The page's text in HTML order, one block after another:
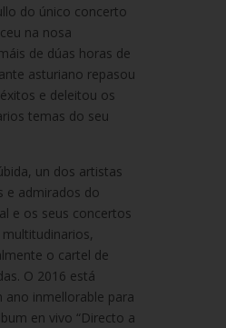
do único concerto
na nosa
de dúas horas de
asturiano repasou
e deleitou os
temas do seu
un dos artistas
e admirados do
e os seus concertos
o cartel de
O 2016 está
ano inmellorable para
en vivo “Directo a